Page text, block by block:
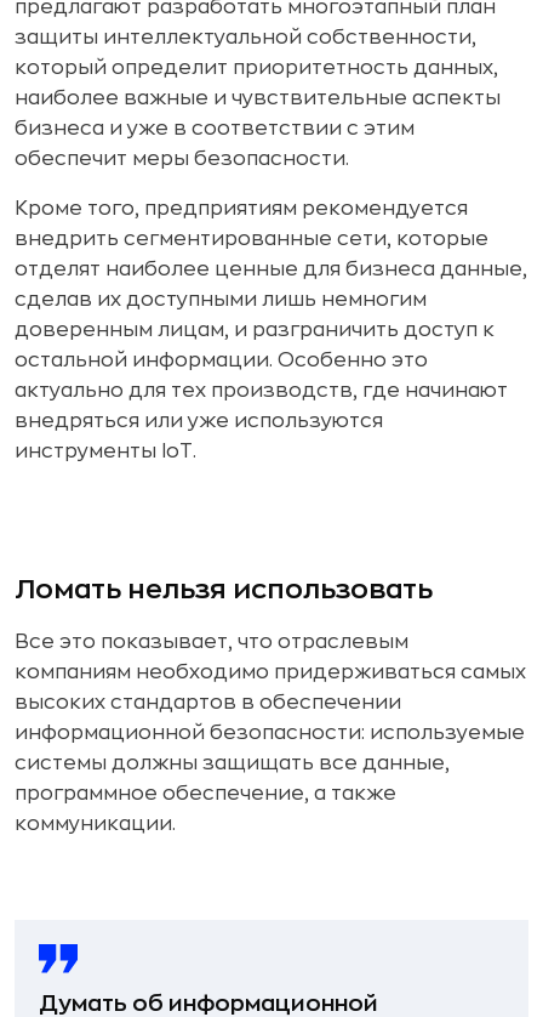
предлагают разработать многоэтапный план
защиты интеллектуальной собственности,
который определит приоритетность данных,
наиболее важные и чувствительные аспекты
бизнеса и уже в соответствии с этим
обеспечит меры безопасности.
Кроме того, предприятиям рекомендуется
внедрить сегментированные сети, которые
отделят наиболее ценные для бизнеса данные,
сделав их доступными лишь немногим
доверенным лицам, и разграничить доступ к
остальной информации. Особенно это
актуально для тех производств, где начинают
внедряться или уже используются
инструменты IoT.
Ломать нельзя использовать
Все это показывает, что отраслевым
компаниям необходимо придерживаться самых
высоких стандартов в обеспечении
информационной безопасности: используемые
системы должны защищать все данные,
программное обеспечение, а также
коммуникации.
Думать об информационной